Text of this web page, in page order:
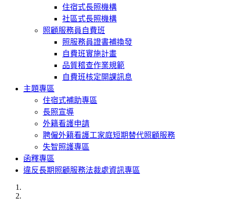
住宿式長照機構
社區式長照機構
照顧服務員自費班
照服務員證書補換發
自費班實施計畫
品質稽查作業規範
自費班核定開課訊息
主題專區
住宿式補助專區
長照宣導
外籍看護申請
聘僱外籍看護工家庭短期替代照顧服務
失智照護專區
函釋專區
違反長期照顧服務法裁處資訊專區